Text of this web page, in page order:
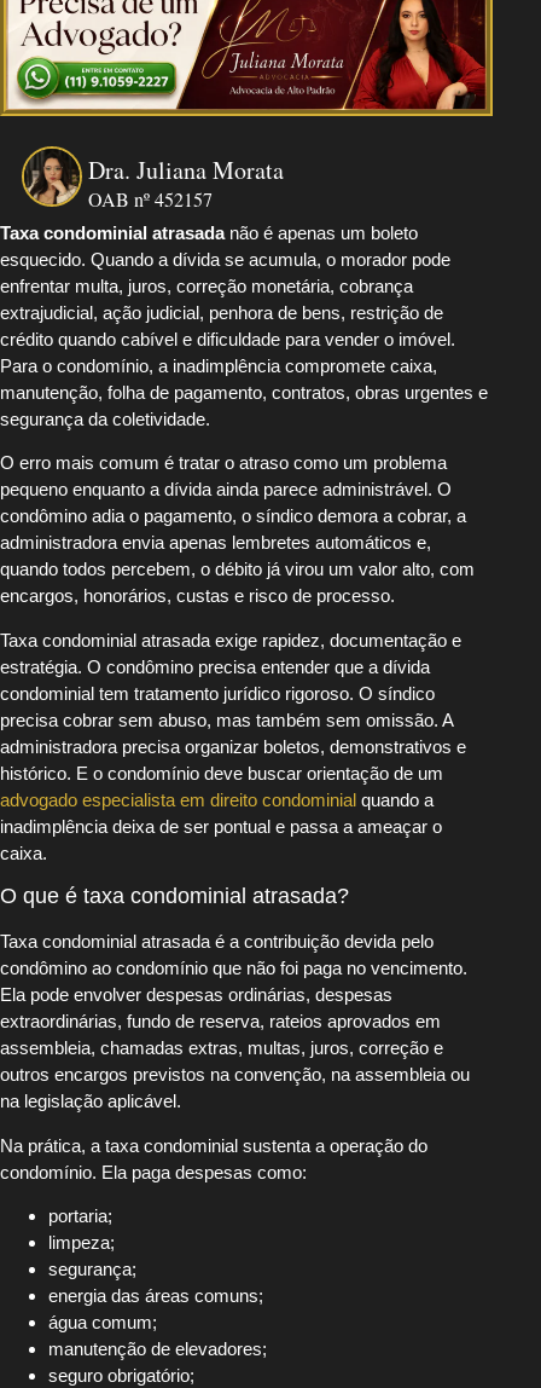
Dra. Juliana Morata
OAB nº 452157
Taxa condominial atrasadanão é apenas um boleto
esquecido. Quando a dívida se acumula, o morador pode
enfrentar multa, juros, correção monetária, cobrança
extrajudicial, ação judicial, penhora de bens, restrição de
crédito quando cabível e dificuldade para vender o imóvel.
Para o condomínio, a inadimplência compromete caixa,
manutenção, folha de pagamento, contratos, obras urgentes e
segurança da coletividade.
O erro mais comum é tratar o atraso como um problema
pequeno enquanto a dívida ainda parece administrável. O
condômino adia o pagamento, o síndico demora a cobrar, a
administradora envia apenas lembretes automáticos e,
quando todos percebem, o débito já virou um valor alto, com
encargos, honorários, custas e risco de processo.
Taxa condominial atrasada exige rapidez, documentação e
estratégia. O condômino precisa entender que a dívida
condominial tem tratamento jurídico rigoroso. O síndico
precisa cobrar sem abuso, mas também sem omissão. A
administradora precisa organizar boletos, demonstrativos e
histórico. E o condomínio deve buscar orientação de um
advogado especialista em direito condominial quando a
inadimplência deixa de ser pontual e passa a ameaçar o
caixa.
O que é taxa condominial atrasada?
Taxa condominial atrasada é a contribuição devida pelo
condômino ao condomínio que não foi paga no vencimento.
Ela pode envolver despesas ordinárias, despesas
extraordinárias, fundo de reserva, rateios aprovados em
assembleia, chamadas extras, multas, juros, correção e
outros encargos previstos na convenção, na assembleia ou
na legislação aplicável.
Na prática, a taxa condominial sustenta a operação do
condomínio. Ela paga despesas como:
portaria;
limpeza;
segurança;
energia das áreas comuns;
água comum;
manutenção de elevadores;
seguro obrigatório;